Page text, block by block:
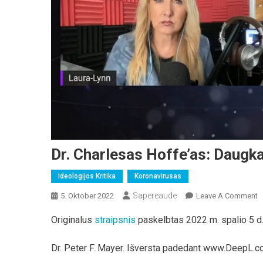
Dr. Charlesas Hoffe’as:
Ideologijos Kritika Koronavirusas
5. Oktober 2022 Sapereaude Leave A CommentOn
Originalus straipsnis paskelbtas 2022 m. spalio 5 d.
Dr. Peter F. Mayer. Išversta padedant